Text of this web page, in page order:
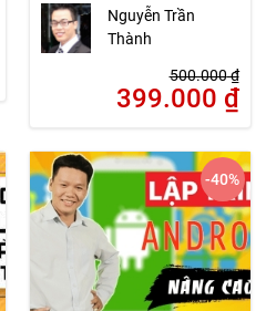
Nguyễn Trần
Thành
500.000₫
399.000 ₫
-40%